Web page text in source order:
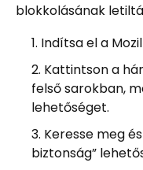
blokkolásának
Indítsa el a
Kattintson a
felső sarokban,
lehetőséget.
Keresse meg
biztonság”